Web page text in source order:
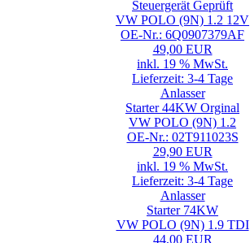
Steuergerät Geprüft
VW POLO (9N) 1.2 12V
OE-Nr.: 6Q0907379AF
49,00 EUR
inkl. 19 % MwSt.
Lieferzeit: 3-4 Tage
Anlasser
Starter 44KW Orginal
VW POLO (9N) 1.2
OE-Nr.: 02T911023S
29,90 EUR
inkl. 19 % MwSt.
Lieferzeit: 3-4 Tage
Anlasser
Starter 74KW
VW POLO (9N) 1.9 TDI
44,00 EUR